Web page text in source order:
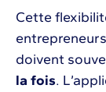
Cette
doivent
la fois.